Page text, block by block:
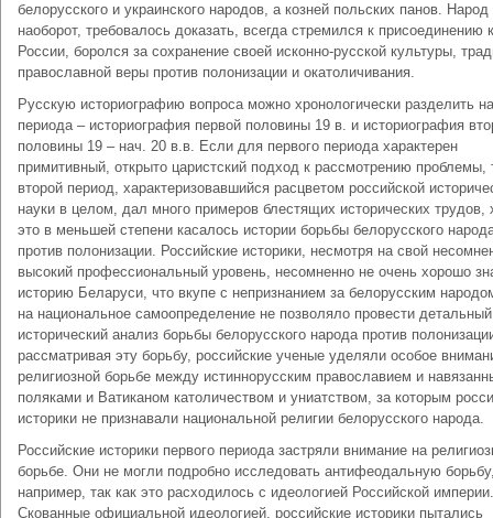
белорусского и украинского народов, а козней польских панов.
наоборот, требовалось доказать, всегда стремился к присоединению к
России, боролся за сохранение своей исконно-русской культуры,
православной веры против полонизации и окатоличивания.
Русскую историографию вопроса можно хронологически разделить
периода – историография первой половины 19 в. и историография
половины 19 – нач. 20 в.в. Если для первого периода характерен
примитивный, открыто царистский подход к рассмотрению проблемы,
второй период, характеризовавшийся расцветом российской
науки в целом, дал много примеров блестящих исторических трудов,
это в меньшей степени касалось истории борьбы белорусского
против полонизации. Российские историки, несмотря на свой
высокий профессиональный уровень, несомненно не очень хорошо
историю Беларуси, что вкупе с непризнанием за белорусским
на национальное самоопределение не позволяло провести детальный
исторический анализ борьбы белорусского народа против
рассматривая эту борьбу, российские ученые уделяли особое
религиозной борьбе между истиннорусским православием и
поляками и Ватиканом католичеством и униатством, за которым
историки не признавали национальной религии белорусского народа.
Российские историки первого периода застряли внимание на
борьбе. Они не могли подробно исследовать антифеодальную
например, так как это расходилось с идеологией Российской империи.
Скованные официальной идеологией, российские историки пытались